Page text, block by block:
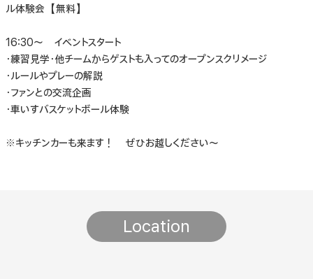
ル体験会【無料】
16:30〜 イベントスタート
・練習見学・他チームからゲストも入ってのオープンスクリメージ
・ルールやプレーの解説
・ファンとの交流企画
・車いすバスケットボール体験
※キッチンカーも来ます！ ぜひお越しください〜
Location